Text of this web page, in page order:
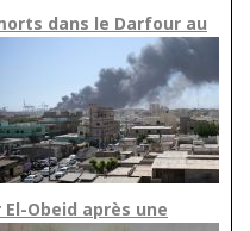
dans le Darfour au
Obeid après une